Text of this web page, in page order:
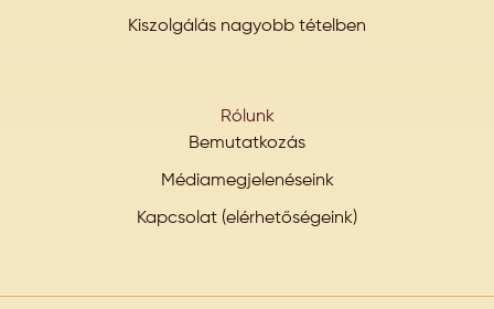
Kiszolgálás nagyobb tételben
Rólunk
Bemutatkozás
Médiamegjelenéseink
Kapcsolat (elérhetőségeink)